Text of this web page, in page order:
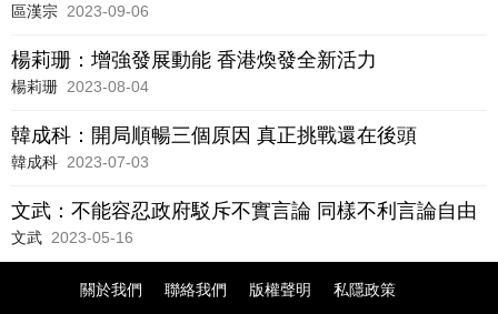
區漢宗 2023-09-06
楊莉珊：增強發展動能 香港煥發全新活力
楊莉珊 2023-08-04
韓成科：開局順暢三個原因 真正挑戰還在後頭
韓成科 2023-07-03
文武：不能容忍政府駁斥不實言論 同樣不利言論自由
文武 2023-05-16
關於我們 聯絡我們 版權聲明
私隱政策